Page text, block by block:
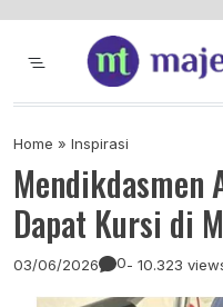
Majelis Tabligh
Syiar
Home » Inspirasi
Mendikdasmen
Dapat Kursi di
03/06/2026 0- 10.323